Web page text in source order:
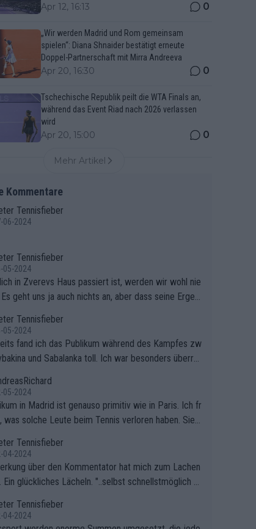
Apr 12, 16:13 0
„Wir werden Madrid und Rom gemeinsam
spielen“: Diana Shnaider bestätigt erneute
Doppel-Partnerschaft mit Mirra Andreeva
Apr 20, 16:30 0
Tschechische Republik peilt die WTA Finals an,
während das Event Riad nach 2026 verlassen
wird
Apr 20, 15:00 0
Mehr Artikel
Kommentare
Tennisfieber
06-2024
Tennisfieber
05-2024
in Zverevs Haus passiert ist, werden wir wohl nie
geht uns ja auch nichts an, aber dass seine Ergeb
Tennisfieber
05-2024
fand ich das Publikum während des Kampfes zw
und Sabalanka toll. Ich war besonders überras
05-2024
in Madrid ist genauso primitiv wie in Paris. Ich fr
was solche Leute beim Tennis verloren haben. Sie s
Tennisfieber
04-2024
über den Kommentator hat mich zum Lachen
Ein glückliches Lächeln. "..selbst schnellstmöglich na
Tennisfieber
04-2024